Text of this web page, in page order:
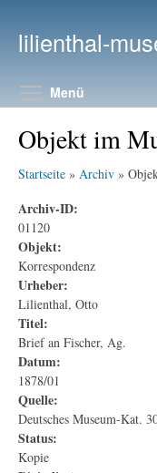
lilienthal-
Menü
Objekt im
Startseite » Archiv »
Archiv-ID:
01120
Objekt:
Korrespondenz
Urheber:
Lilienthal, Otto
Titel:
Brief an Fischer, Ag.
Datum:
1878/01
Quelle:
Deutsches Museum-Kat.
Status:
Kopie